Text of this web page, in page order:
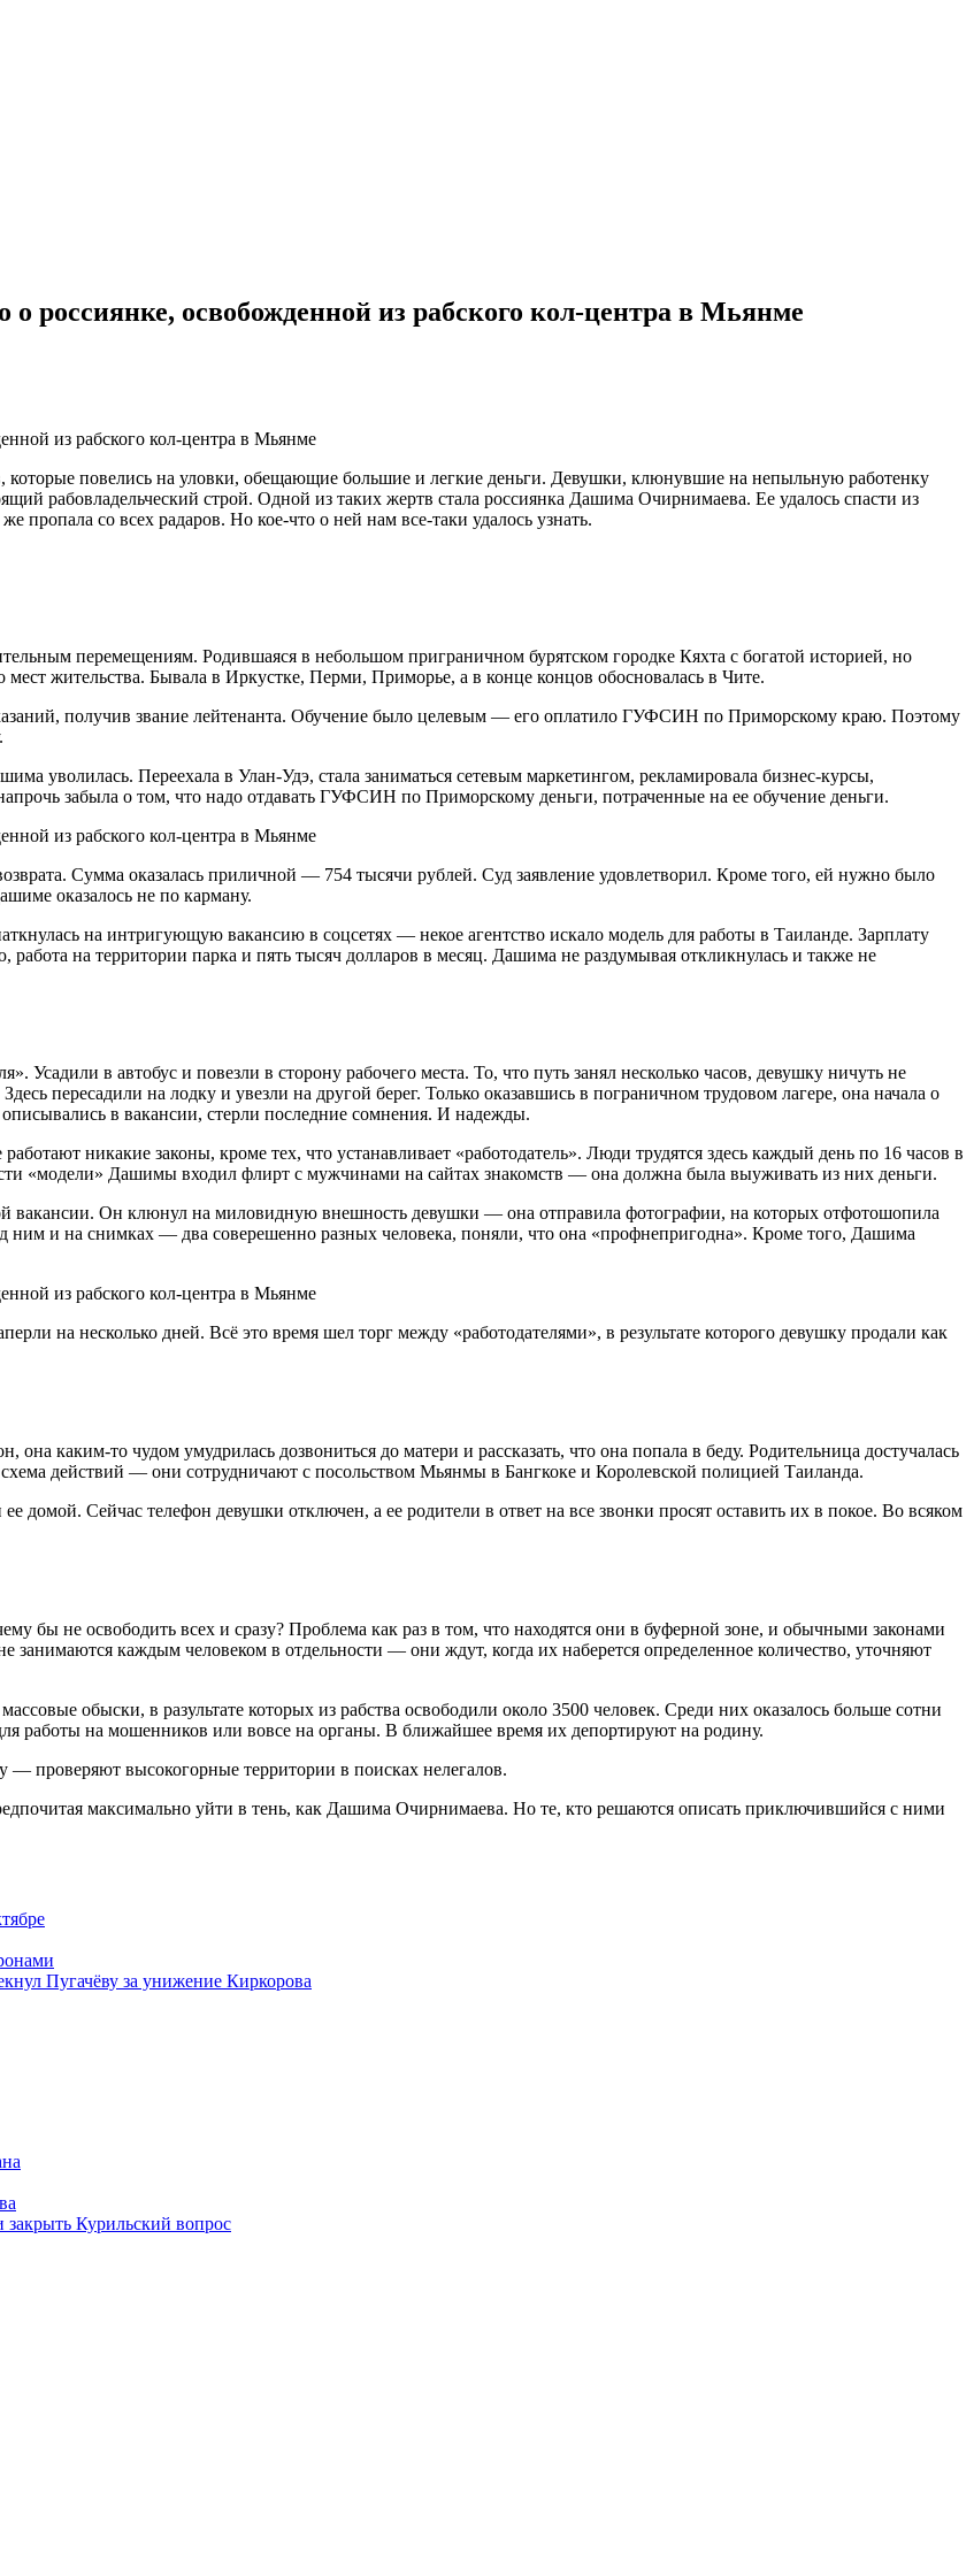
о россиянке, освобожденной из рабского кол-центра в Мьянме
повелись на уловки, обещающие большие и легкие деньги. Девушки, клюнувшие на непыльную работенку
рабовладельческий строй. Одной из таких жертв стала россиянка Дашима Очирнимаева. Ее удалось спасти из
пропала со всех радаров. Но кое-что о ней нам все-таки удалось узнать.
перемещениям. Родившаяся в небольшом приграничном бурятском городке Кяхта с богатой историей, но
мест жительства. Бывала в Иркустке, Перми, Приморье, а в конце концов обосновалась в Чите.
получив звание лейтенанта. Обучение было целевым — его оплатило ГУФСИН по Приморскому краю. Поэтому
уволилась. Переехала в Улан-Удэ, стала заниматься сетевым маркетингом, рекламировала бизнес-курсы,
забыла о том, что надо отдавать ГУФСИН по Приморскому деньги, потраченные на ее обучение деньги.
Сумма оказалась приличной — 754 тысячи рублей. Суд заявление удовлетворил. Кроме того, ей нужно было
оказалось не по карману.
на интригующую вакансию в соцсетях — некое агентство искало модель для работы в Таиланде. Зарплату
на территории парка и пять тысяч долларов в месяц. Дашима не раздумывая откликнулась и также не
в автобус и повезли в сторону рабочего места. То, что путь занял несколько часов, девушку ничуть не
пересадили на лодку и увезли на другой берег. Только оказавшись в пограничном трудовом лагере, она начала о
в вакансии, стерли последние сомнения. И надежды.
никакие законы, кроме тех, что устанавливает «работодатель». Люди трудятся здесь каждый день по 16 часов в
«модели» Дашимы входил флирт с мужчинами на сайтах знакомств — она должна была выуживать из них деньги.
вакансии. Он клюнул на миловидную внешность девушки — она отправила фотографии, на которых отфотошопила
ним и на снимках — два соверешенно разных человека, поняли, что она «профнепригодна». Кроме того, Дашима
на несколько дней. Всё это время шел торг между «работодателями», в результате которого девушку продали как
каким-то чудом умудрилась дозвониться до матери и рассказать, что она попала в беду. Родительница достучалась
действий — они сотрудничают с посольством Мьянмы в Бангкоке и Королевской полицией Таиланда.
Сейчас телефон девушки отключен, а ее родители в ответ на все звонки просят оставить их в покое. Во всяком
бы не освободить всех и сразу? Проблема как раз в том, что находятся они в буферной зоне, и обычными законами
занимаются каждым человеком в отдельности — они ждут, когда их наберется определенное количество, уточняют
обыски, в разультате которых из рабства освободили около 3500 человек. Среди них оказалось больше сотни
работы на мошенников или вовсе на органы. В ближайшее время их депортируют на родину.
проверяют высокогорные территории в поисках нелегалов.
максимально уйти в тень, как Дашима Очирнимаева. Но те, кто решаются описать приключившийся с ними
Пугачёву за унижение Киркорова
Курильский вопрос